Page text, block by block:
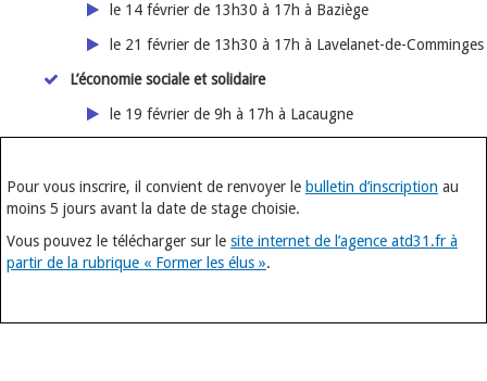
le 14 février de 13h30 à 17h à Baziège
le 21 février de 13h30 à 17h à Lavelanet-de-Comminges
L’économie sociale et solidaire
le 19 février de 9h à 17h à Lacaugne
Pour vous inscrire, il convient de renvoyer le bulletin d’inscription au
moins 5 jours avant la date de stage choisie.
Vous pouvez le télécharger sur le site internet de l’agence atd31.fr à
partir de la rubrique « Former les élus ».